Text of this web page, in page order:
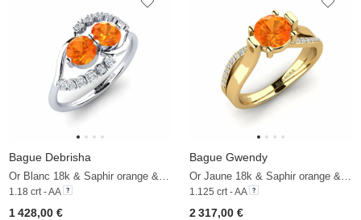
Bague Debrisha
1.18 crt - AA
1 428,00 €
Bague Gwendy
1.125 crt - AA
2 317,00 €